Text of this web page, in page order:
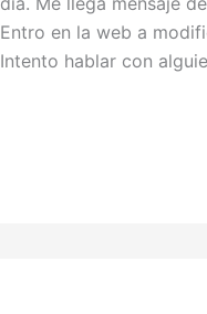
Entro en la web a
Intento hablar con